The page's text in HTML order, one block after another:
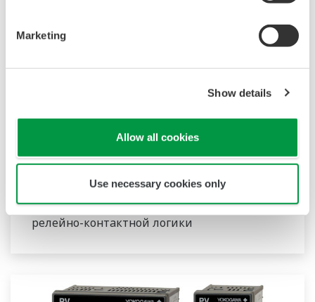
Marketing
Show details
Allow all cookies
Use necessary cookies only
UT32A-D – компактный цифровой
контроллер с индикацией с выбираемым 2-
контурным управлением. Он также
включает функцию последовательной
релейно-контактной логики